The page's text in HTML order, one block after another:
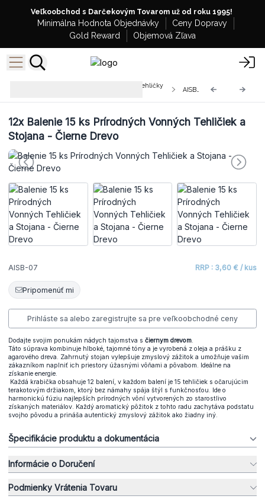
Veľkoobchod s Darčekovým Tovarom už od roku 1995!
Minimálna Hodnota Objednávky
Ceny Dopravy
Gold Reward
Objemová Zľava
Veľkoobchodné Prírodné Vonné Tehličky
12xBalenie 15 ks Prírodných Vonných Tehličiek a
Stojana - Čierne Drevo
AISB-07 RRP : 3,60 € / kus
Pripomenúť mi
Prihláste sa alebo zaregistrujte sa pre veľkoobchodné ceny
Dodajte svojim ponukám nádych tajomstva s čiernym drevom.
Táto súprava kombinuje hlboké, tajomné tóny a je vyrobená z oleja a prášku z
agarového dreva. Zahrnutý stojan vylepšuje zmyslový zážitok a umožňuje vašim
zákazníkom naplniť ich priestory úžasnými vôňami a pôvabom. Ideálne na
získanie energie.
Každá krabička obsahuje 12 balení, v každom balení je 15 tehličiek s očarujúcim
terakotovým držiakom, ktorý bez námahy spája štýl s funkčnosťou. Ide o
harmonickú fúziu najlepších prírodných vôní vytvorených zo starostlivo
získaných materiálov. Každý aromatický pôžitok z tohto radu zachytáva podstatu
svojho pôvodu a prináša autentický zmyslový zážitok ako žiadny iný.
Špecifikácie produktu a dokumentácia
Informácie o Doručení
Podmienky Vrátenia Tovaru